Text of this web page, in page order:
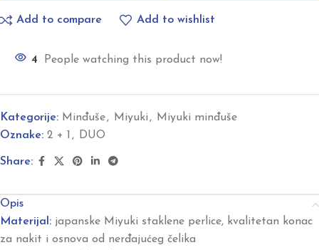
Add to compare Add to wishlist
4 People watching this product now!
Kategorije: Minđuše, Miyuki , Miyuki minđuše
Oznake: 2 + 1 , DUO
Share:
Opis
Materijal: japanske Miyuki staklene perlice, kvalitetan konac
za nakit i osnova od nerđajućeg čelika